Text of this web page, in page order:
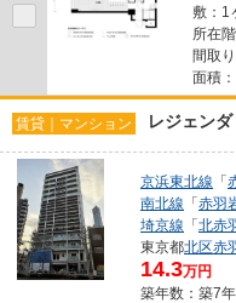
敷：1
所在
間取
面積
賃貸｜マンション レジェン
京浜東北線 「
南北線 「赤羽
埼京線 「北赤
東京都北区赤
14.3万円
築年数：築7